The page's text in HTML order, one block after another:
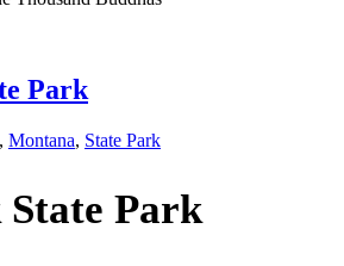
Park
, Montana, State Park
State Park